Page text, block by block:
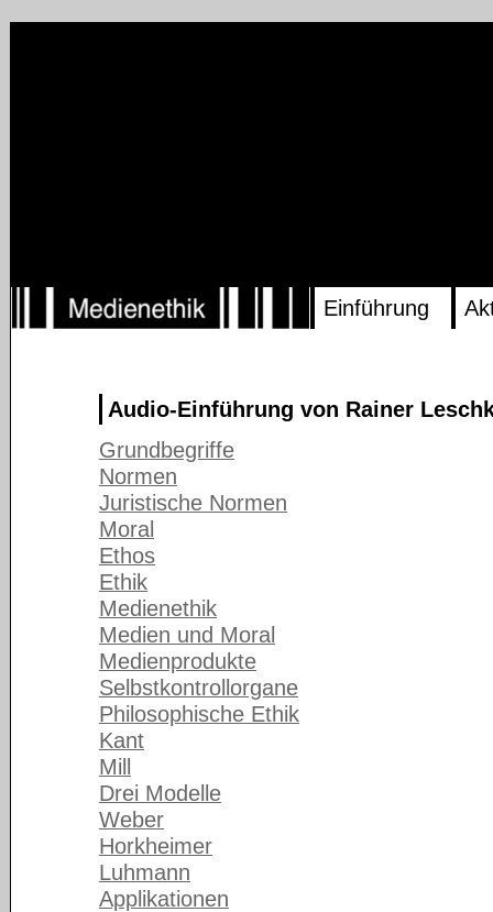
Einführung
Audio-Einführung von Rainer
Grundbegriffe
Normen
Juristische Normen
Moral
Ethos
Ethik
Medienethik
Medien und Moral
Medienprodukte
Selbstkontrollorgane
Philosophische Ethik
Kant
Mill
Drei Modelle
Weber
Horkheimer
Luhmann
Applikationen